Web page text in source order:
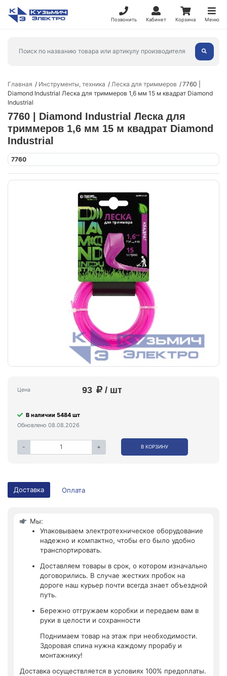
Позвонить Кабинет Корзина Меню
Главная Инструменты, техника Леска для триммеров
7760 |
Diamond Industrial Леска для триммеров 1,6 мм 15 м квадрат Diamond
Industrial
7760 | Diamond Industrial Леска для
триммеров 1,6 мм 15 м квадрат Diamond
Industrial
7760
Цена 93 / шт
В наличии 5484 шт
Обновлено 08.08.2026
- + В КОРЗИНУ
Доставка Оплата
Мы:
Упаковываем электротехническое оборудование
надежно и компактно, чтобы его было удобно
транспортировать.
Доставляем товары в срок, о котором изначально
договорились. В случае жестких пробок на
дороге наш курьер почти всегда знает объездной
путь.
Бережно отгружаем коробки и передаем вам в
руки в целости и сохранности
Поднимаем товар на этаж при необходимости.
Здоровая спина нужна каждому прорабу и
монтажнику!
Доставка осуществляется в условиях 100% предоплаты.